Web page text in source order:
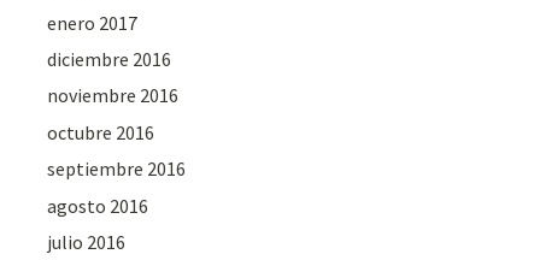
enero 2017
diciembre 2016
noviembre 2016
octubre 2016
septiembre 2016
agosto 2016
julio 2016